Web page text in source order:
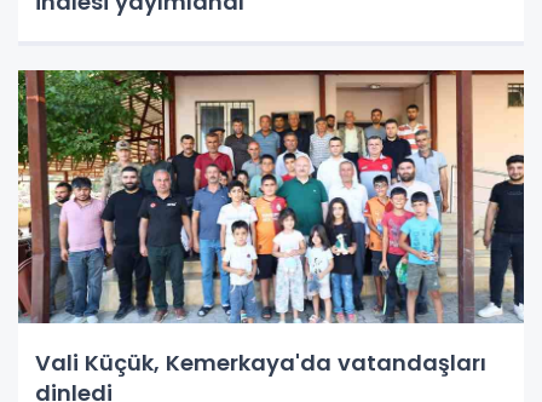
Vali Küçük, Kemerkaya'da vatandaşları
dinledi